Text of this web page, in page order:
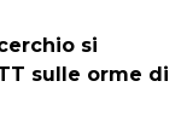
si
sulle orme di